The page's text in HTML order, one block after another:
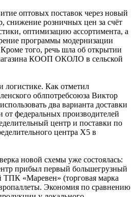
оптовых поставок через новый
снижение розничных цен за счёт
оптимизацию ассортимента, а
программы модернизации
того, речь шла об открытии
КООП ОКОЛО в сельской
логистике. Как отметил
облпотребсоюза Виктор
два варианта доставки
от федеральных производителей
центр и поставки по
центра Х5 в
новой схемы уже состоялась:
прибыл первый большегрузный
ТПК «Маревен» (торговая марка
Экономия по сравнению